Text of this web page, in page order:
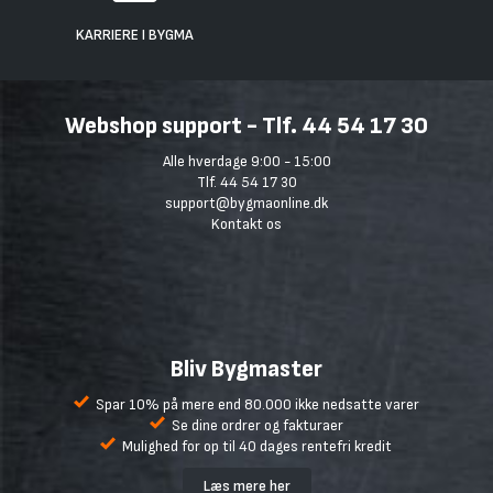
KARRIERE I BYGMA
Webshop support - Tlf. 44 54 17 30
Alle hverdage 9:00 - 15:00
Tlf. 44 54 17 30
support@bygmaonline.dk
Kontakt os
Bliv Bygmaster
Spar 10% på mere end 80.000 ikke nedsatte varer
Se dine ordrer og fakturaer
Mulighed for op til 40 dages rentefri kredit
Læs mere her